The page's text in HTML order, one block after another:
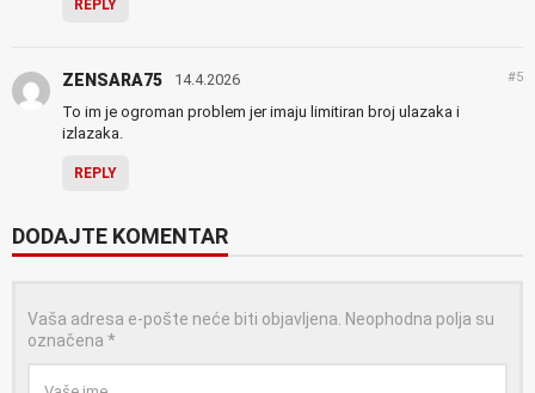
REPLY
ZENSARA75 14.4.2026 #5
To im je ogroman problem jer imaju limitiran broj ulazaka i
izlazaka.
REPLY
DODAJTE KOMENTAR
Vaša adresa e-pošte neće biti objavljena. Neophodna polja su
označena *